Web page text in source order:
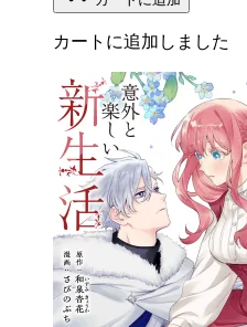
カートに追加しました